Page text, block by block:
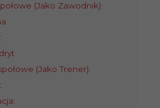
(Jako Zawodnik):
(Jako Trener):